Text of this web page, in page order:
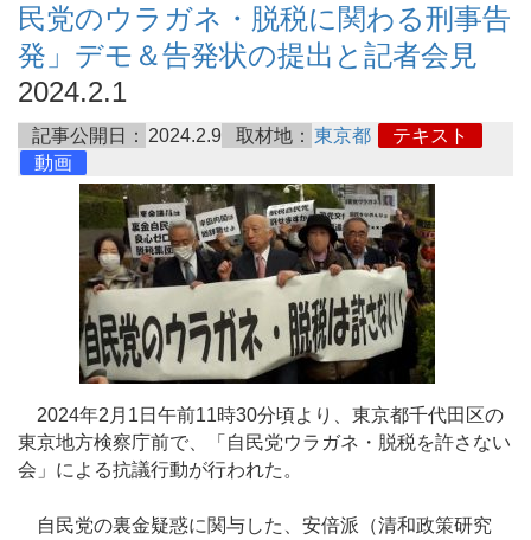
民党のウラガネ・脱税に関わる刑事告
発」デモ＆告発状の提出と記者会見
2024.2.1
記事公開日： 2024.2.9 取材地： 東京都
テキスト
動画
2024年2月1日午前11時30分頃より、東京都千代田区の
東京地方検察庁前で、「自民党ウラガネ・脱税を許さない
会」による抗議行動が行われた。
自民党の裏金疑惑に関与した、安倍派（清和政策研究